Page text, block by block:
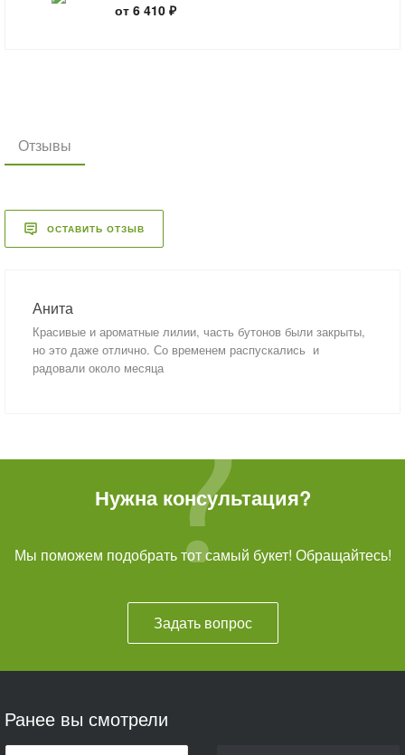
от 6 410 ₽
Отзывы
ОСТАВИТЬ ОТЗЫВ
Анита
Красивые и ароматные лилии, часть бутонов были закрыты,
но это даже отлично. Со временем распускались и
радовали около месяца
Нужна консультация?
Мы поможем подобрать тот самый букет! Обращайтесь!
Задать вопрос
Ранее вы смотрели